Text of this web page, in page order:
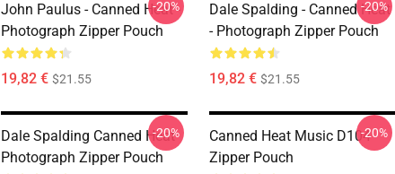
John Paulus - Canned Heat -
Photograph Zipper Pouch
19,82 € $21.55
-20%
Dale Spalding - Canned Heat
- Photograph Zipper Pouch
19,82 € $21.55
-20%
Dale Spalding Canned Heat
Photograph Zipper Pouch
-20%
Canned Heat Music D104
Zipper Pouch
-20%